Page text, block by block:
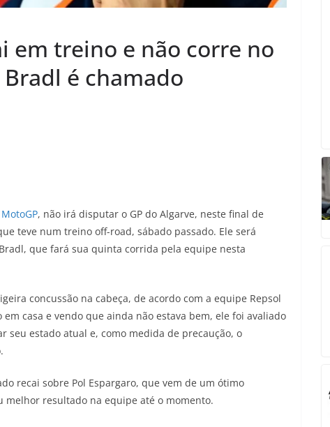
em treino e não corre no
é chamado
MotoGP, não irá disputar o GP do Algarve, neste final de
teve num treino off-road, sábado passado. Ele será
que fará sua quinta corrida pela equipe nesta
concussão na cabeça, de acordo com a equipe Repsol
casa e vendo que ainda não estava bem, ele foi avaliado
seu estado atual e, como medida de precaução, o
recai sobre Pol Espargaro, que vem de um ótimo
resultado na equipe até o momento.